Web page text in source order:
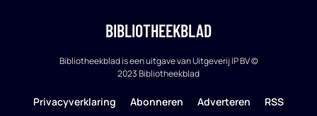
BIBLIOTHEEKBLAD
Bibliotheekblad is een uitgave van Uitgeverij IP BV ©
2023 Bibliotheekblad
Privacyverklaring Abonneren Adverteren RSS